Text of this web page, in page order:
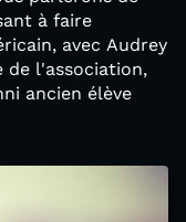
à faire
avec Audrey
de l'association,
ancien élève